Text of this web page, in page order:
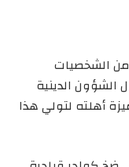
من الشخصيات
الشؤون الدينية
أهلته لتولي هذا